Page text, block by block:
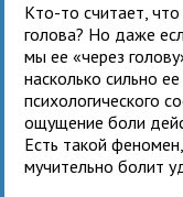
Кто-то считает,
голова? Но даже
мы ее «через
насколько сильно
психологического
ощущение боли
Есть такой
мучительно болит